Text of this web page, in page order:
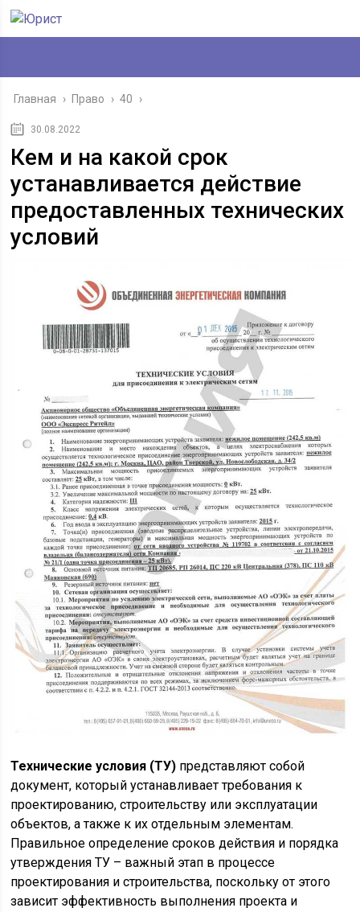
Главная › Право › 40 ›
30.08.2022
Кем и на какой срок
устанавливается действие
предоставленных технических
условий
Технические условия (ТУ) представляют собой
документ, который устанавливает требования к
проектированию, строительству или эксплуатации
объектов, а также к их отдельным элементам.
Правильное определение сроков действия и порядка
утверждения ТУ – важный этап в процессе
проектирования и строительства, поскольку от этого
зависит эффективность выполнения проекта и